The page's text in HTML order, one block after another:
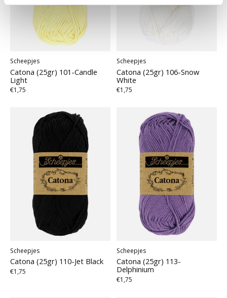
Scheepjes
Catona (25gr) 101-Candle
Light
€1,75
Scheepjes
Catona (25gr) 106-Snow
White
€1,75
Scheepjes
Catona (25gr) 110-Jet Black
€1,75
Scheepjes
Catona (25gr) 113-
Delphinium
€1,75